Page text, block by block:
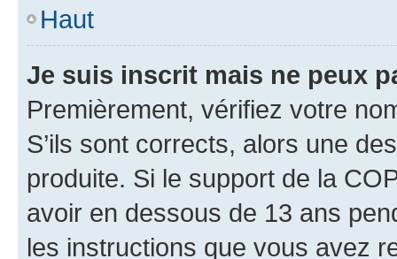
Haut
Je suis inscrit mais ne peux
Premièrement, vérifiez votre
S’ils sont corrects, alors une
produite. Si le support de la
avoir en dessous de 13 ans
les instructions que vous avez